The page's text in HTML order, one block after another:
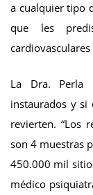
a cualquier tipo
que les
La Dra. Perla
instaurados y si
revierten. “Los
son 4 muestras
450.000 mil
médico